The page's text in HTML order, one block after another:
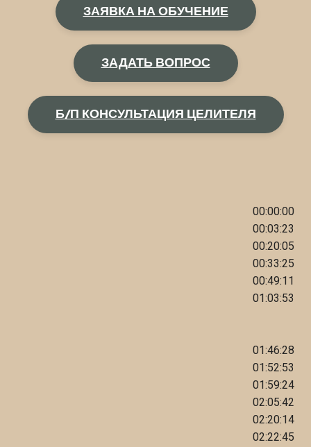
ЗАЯВКА НА ОБУЧЕНИЕ
ЗАДАТЬ ВОПРОС
Б/П КОНСУЛЬТАЦИЯ ЦЕЛИТЕЛЯ
00:00:00
00:03:23
00:20:05
00:33:25
00:49:11
01:03:53
01:46:28
01:52:53
01:59:24
02:05:42
02:20:14
02:22:45